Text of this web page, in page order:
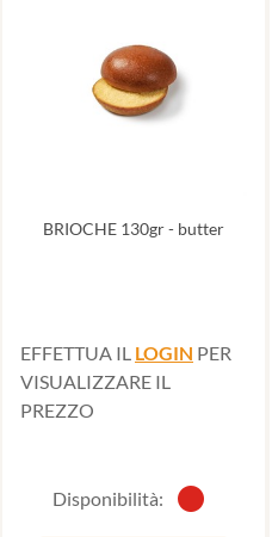
BRIOCHE 130gr - butter
EFFETTUA IL LOGIN PER
VISUALIZZARE IL
PREZZO
Disponibilità: